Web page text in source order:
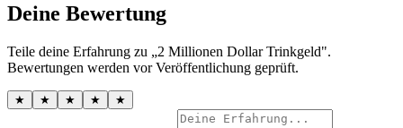
Deine Bewertung
Teile deine Erfahrung zu „2 Millionen Dollar Trinkgeld".
Bewertungen werden vor Veröffentlichung geprüft.
★ ★ ★ ★ ★